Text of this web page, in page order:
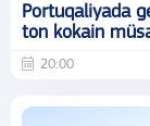
Portuqaliyada
ton kokain
20:00